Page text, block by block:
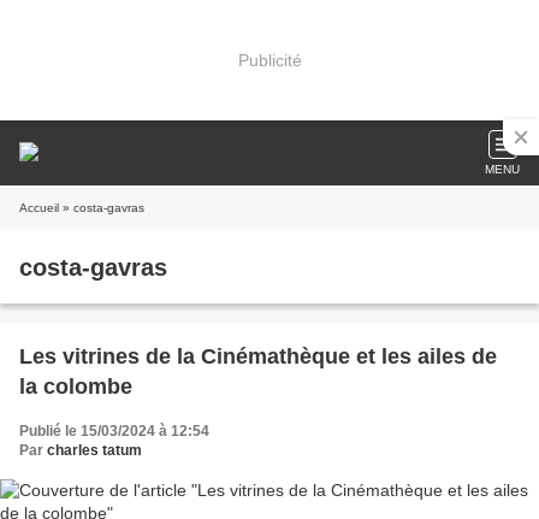
Publicité
MENU
Accueil » costa-gavras
costa-gavras
Les vitrines de la Cinémathèque et les ailes de
la colombe
Publié le 15/03/2024 à 12:54
Par charles tatum